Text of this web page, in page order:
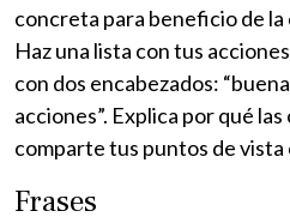
concreta para beneficio de la
Haz una lista con tus
con dos encabezados:
acciones”. Explica por qué
comparte tus puntos de vista
Frases